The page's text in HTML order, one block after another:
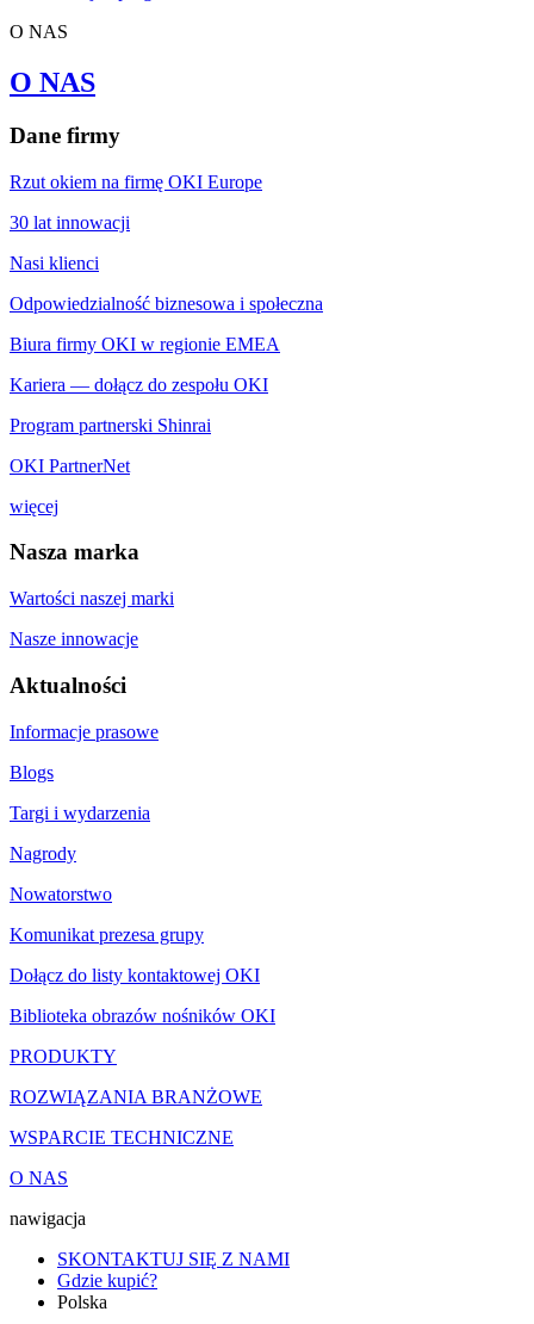
O NAS
O NAS
Dane firmy
Rzut okiem na firmę OKI Europe
30 lat innowacji
Nasi klienci
Odpowiedzialność biznesowa i społeczna
Biura firmy OKI w regionie EMEA
Kariera — dołącz do zespołu OKI
Program partnerski Shinrai
OKI PartnerNet
więcej
Nasza marka
Wartości naszej marki
Nasze innowacje
Aktualności
Informacje prasowe
Blogs
Targi i wydarzenia
Nagrody
Nowatorstwo
Komunikat prezesa grupy
Dołącz do listy kontaktowej OKI
Biblioteka obrazów nośników OKI
PRODUKTY
ROZWIĄZANIA BRANŻOWE
WSPARCIE TECHNICZNE
O NAS
nawigacja
SKONTAKTUJ SIĘ Z NAMI
Gdzie kupić?
Polska